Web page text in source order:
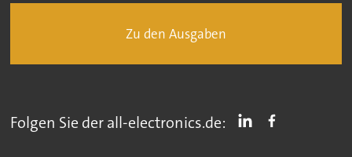
Zu den Ausgaben
Folgen Sie der all-electronics.de: